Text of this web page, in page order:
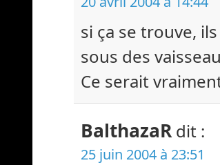
si ça se trouve,
sous des
Ce serait
BalthazaRdit :
25 juin 2004 à 23:51